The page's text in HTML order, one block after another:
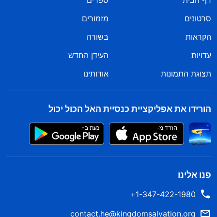
סרטונים
מזמורים
הקראות
בשורה
עדויות
העידן החדש
תצוגת התמונות
אודותינו
הורידו את אפליקציית כנסיית האל הכול יכול
פנו אלינו
1-347-422-1980+
contact.he@kingdomsalvation.org